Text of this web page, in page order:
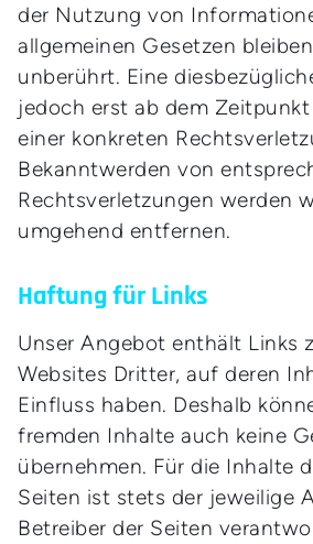
der Nutzung von
allgemeinen Gesetzen
unberührt. Eine
jedoch erst ab dem
einer konkreten
Bekanntwerden von
Rechtsverletzungen werden
umgehend entfernen.
Haftung für Links
Unser Angebot enthält Links
Websites Dritter, auf deren
Einfluss haben. Deshalb
fremden Inhalte auch keine
übernehmen. Für die Inhalte
Seiten ist stets der jeweilige
Betreiber der Seiten